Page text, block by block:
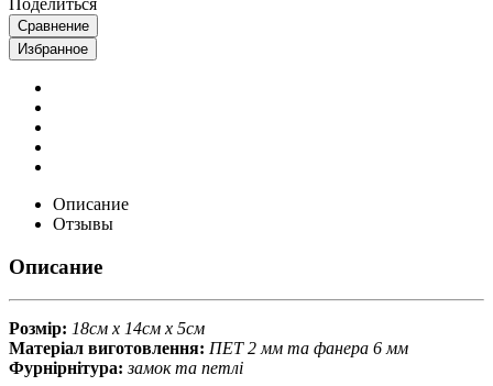
Сравнение
Избранное
Описание
Отзывы
Описание
Розмір: 18см х 14см х 5см
Матеріал виготовлення: ПЕТ 2 мм та фанера 6 мм
Фурнірнітура: замок та петлі